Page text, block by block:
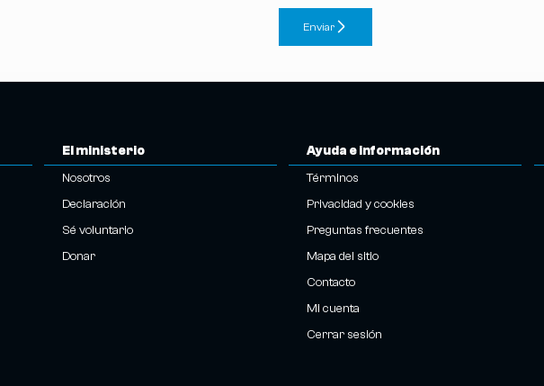
Enviar
El ministerio
Nosotros
Declaración
Sé voluntario
Donar
Ayuda e información
Términos
Privacidad y cookies
Preguntas frecuentes
Mapa del sitio
Contacto
Mi cuenta
Cerrar sesión